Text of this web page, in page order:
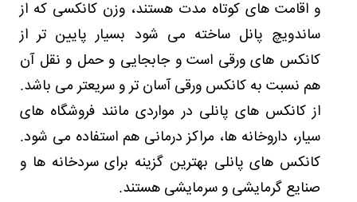
و اقامت های کوتاه مدت هستند، وزن کانکسی که از
ساندویچ پانل ساخته می شود بسیار پایین تر از
کانکس های ورقی است و جابجایی و حمل و نقل آن
هم نسبت به کانکس ورقی آسان تر و سریعتر می باشد.
از کانکس های پانلی در مواردی مانند فروشگاه های
سیار، داروخانه ها، مراکز درمانی هم استفاده می شود.
کانکس های پانلی بهترین گزینه برای سردخانه ها و
صنایع گرمایشی و سرمایشی هستند.